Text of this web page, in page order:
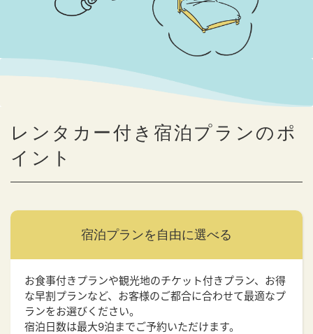
レンタカー付き宿泊プランのポ
イント
宿泊プランを 自由に選べる
お食事付きプランや観光地のチケット付きプラン、お得
な早割プランなど、お客様のご都合に合わせて最適なプ
ランをお選びください。
宿泊日数は最大9泊までご予約いただけます。